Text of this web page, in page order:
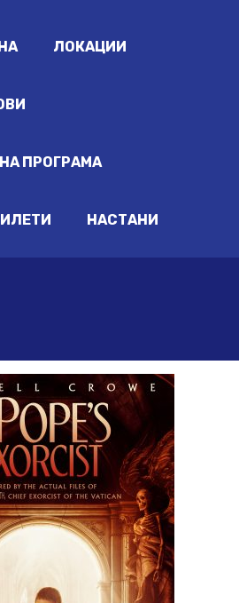
ЛОКАЦИИ
ПРОГРАМА
НАСТАНИ